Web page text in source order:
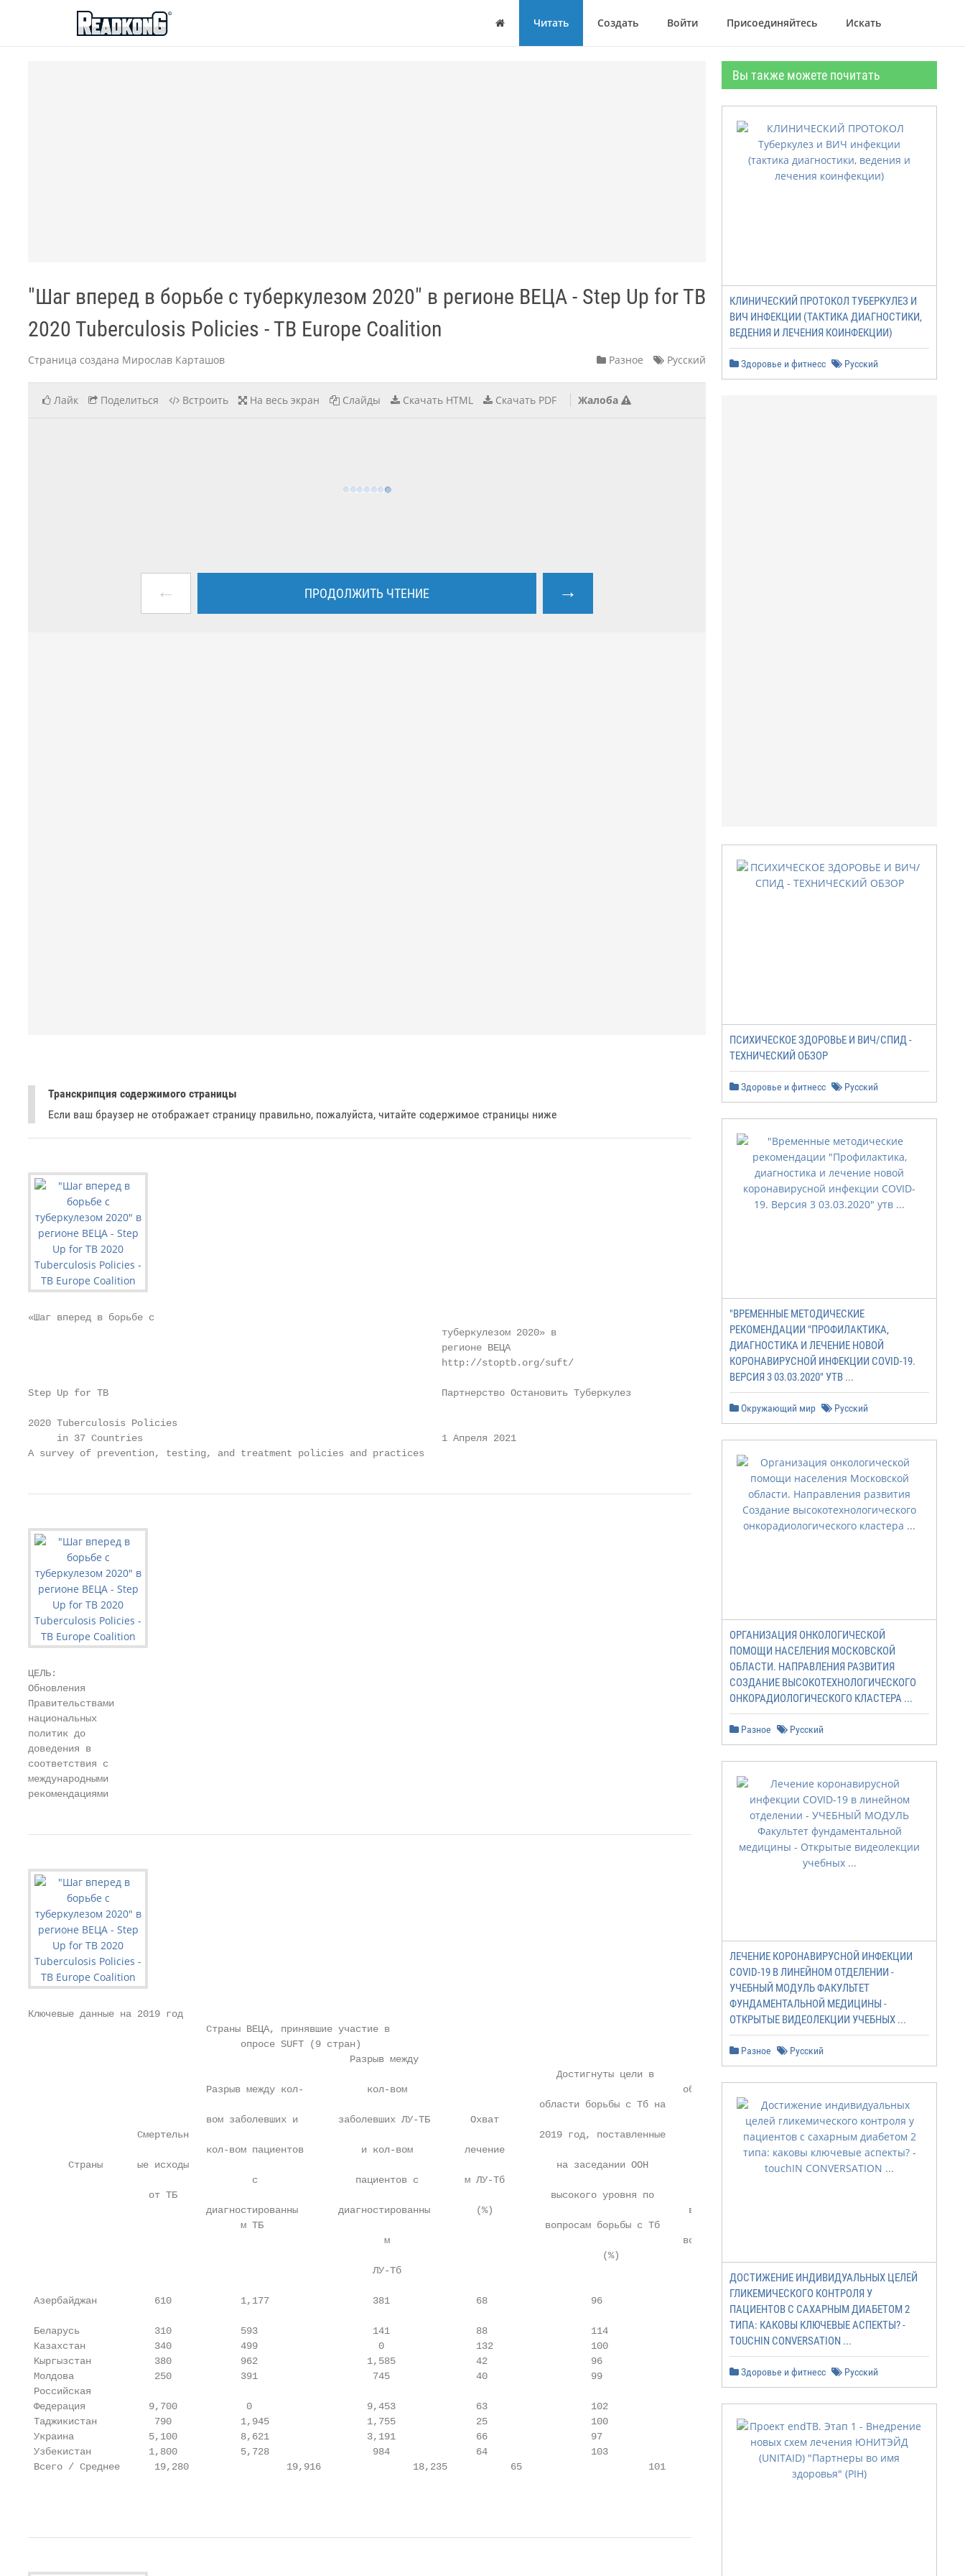
ReadkonG
Дом Читать Создать Войти Присоединяйтесь Искать
"Шаг вперед в борьбе с туберкулезом 2020" в регионе ВЕЦА - Step Up for TB
2020 Tuberculosis Policies - TB Europe Coalition
Страница создана Мирослав Карташов Разное Русский
Лайк Поделиться Встроить На весь экран Слайды Скачать HTML Скачать PDF Жалоба
← ПРОДОЛЖИТЬ ЧТЕНИЕ →
Транскрипция содержимого страницы
Если ваш браузер не отображает страницу правильно, пожалуйста, читайте содержимое страницы ниже
«Шаг вперед в борьбе с
                                                                        туберкулезом 2020» в
                                                                        регионе ВЕЦА
                                                                        http://stoptb.org/suft/
Step Up for TB                                                          Партнерство Остановить Туберкулез
2020 Tuberculosis Policies
     in 37 Countries                                                    1 Апреля 2021
A survey of prevention, testing, and treatment policies and practices
ЦЕЛЬ:
Обновления
Правительствами
национальных
политик до
доведения в
соответствия с
международными
рекомендациями
Ключевые данные на 2019 год
                               Страны ВЕЦА, принявшие участие в
                                     опросе SUFT (9 стран)
Разрыв между                                                Достигнуты цели в      Достигнуты цели в
                                                                                            Достигнуты цели в
Разрыв между кол-           кол-вом                                                области борьбы с ЛУ-   области борьбы с Тб у
                                                                                         области борьбы с Тб на
вом заболевших и       заболевших ЛУ-ТБ       Охват                                    Тб на 2019 год,      детей на 2019 год,
                   Смертельн                                                             2019 год, поставленные
кол-вом пациентов          и кол-вом         лечение                                  поставленные на       поставленные на
       Страны      ые исходы                                                                на заседании ООН
с                 пациентов с        м ЛУ-Тб                                   заседании ООН         заседании ООН
                     от ТБ                                                                 высокого уровня по
диагностированны       диагностированны        (%)                                  высокого уровня по     высокого уровня по
                                     м ТБ                                                 вопросам борьбы с Тб
м                                                   вопросам борьбы с Тб   вопросам борьбы с Тб
                                                                                                    (%)
ЛУ-Тб                                                           (%)                   (%)
Азербайджан          610            1,177                  381               68                  96                      93                      45
Беларусь             310            593                    141               88                  114                     88                      36
Казахстан            340            499                     0                132                 100                     95                      88
Kыргызстан           380            962                   1,585              42                  96                      80                      87
Молдова              250            391                    745               40                  99                      59                     101
Российская
Федерация           9,700            0                    9,453              63                  102                     89                      93
Tаджикистан          790            1,945                 1,755              25                  100                     66                     101
Украина             5,100           8,621                 3,191              66                  97                      87                      84
Узбекистан          1,800           5,728                  984               64                  103                     76                      95
Всего / Среднее      19,280                 19,916                18,235           65                      101                     81                      81
Вы также можете почитать
КЛИНИЧЕСКИЙ ПРОТОКОЛ ТУБЕРКУЛЕЗ И
ВИЧ ИНФЕКЦИИ (ТАКТИКА ДИАГНОСТИКИ,
ВЕДЕНИЯ И ЛЕЧЕНИЯ КОИНФЕКЦИИ)
Здоровье и фитнесс Русский
ПСИХИЧЕСКОЕ ЗДОРОВЬЕ И ВИЧ/СПИД -
ТЕХНИЧЕСКИЙ ОБЗОР
Здоровье и фитнесс Русский
"ВРЕМЕННЫЕ МЕТОДИЧЕСКИЕ
РЕКОМЕНДАЦИИ "ПРОФИЛАКТИКА,
ДИАГНОСТИКА И ЛЕЧЕНИЕ НОВОЙ
КОРОНАВИРУСНОЙ ИНФЕКЦИИ COVID-19.
ВЕРСИЯ 3 03.03.2020" УТВ ...
Окружающий мир Русский
ОРГАНИЗАЦИЯ ОНКОЛОГИЧЕСКОЙ
ПОМОЩИ НАСЕЛЕНИЯ МОСКОВСКОЙ
ОБЛАСТИ. НАПРАВЛЕНИЯ РАЗВИТИЯ
СОЗДАНИЕ ВЫСОКОТЕХНОЛОГИЧЕСКОГО
ОНКОРАДИОЛОГИЧЕСКОГО КЛАСТЕРА ...
Разное Русский
ЛЕЧЕНИЕ КОРОНАВИРУСНОЙ ИНФЕКЦИИ
COVID-19 В ЛИНЕЙНОМ ОТДЕЛЕНИИ -
УЧЕБНЫЙ МОДУЛЬ ФАКУЛЬТЕТ
ФУНДАМЕНТАЛЬНОЙ МЕДИЦИНЫ -
ОТКРЫТЫЕ ВИДЕОЛЕКЦИИ УЧЕБНЫХ ...
Разное Русский
ДОСТИЖЕНИЕ ИНДИВИДУАЛЬНЫХ ЦЕЛЕЙ
ГЛИКЕМИЧЕСКОГО КОНТРОЛЯ У
ПАЦИЕНТОВ С САХАРНЫМ ДИАБЕТОМ 2
ТИПА: КАКОВЫ КЛЮЧЕВЫЕ АСПЕКТЫ? -
TOUCHIN CONVERSATION ...
Здоровье и фитнесс Русский